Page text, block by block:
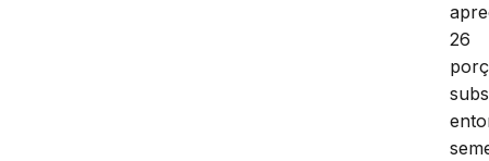
26